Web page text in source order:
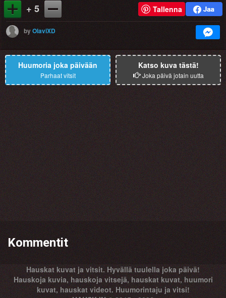
+ 5 Tallenna
byOlaviXD
Huumoria joka päivään
Parhaat vitsit
Katso kuva tästä!
Joka päivä jotain uutta
Kommentit
Hauskat kuvat ja vitsit. Hyvällä tuulella joka päivä!
Hauskoja kuvia, hauskoja vitsejä, hauskat kuvat, huumori
kuvat, hauskat videot. Huumorintaju ja vitsi!